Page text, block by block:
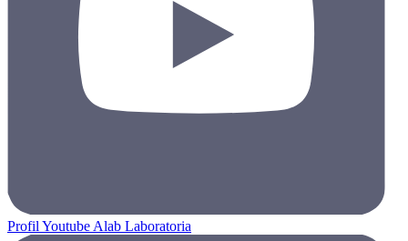
Profil Youtube Alab Laboratoria